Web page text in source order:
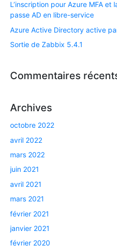
L’inscription pour Azure MFA et
passe AD en libre-service
Azure Active Directory active
Sortie de Zabbix 5.4.1
Commentaires
Archives
octobre 2022
avril 2022
mars 2022
juin 2021
avril 2021
mars 2021
février 2021
janvier 2021
février 2020